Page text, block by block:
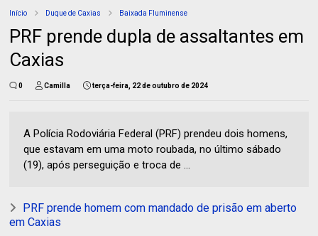
Início Duque de Caxias Baixada Fluminense
PRF prende dupla de assaltantes em
Caxias
0 Camilla terça-feira, 22 de outubro de 2024
A Polícia Rodoviária Federal (PRF) prendeu dois homens,
que estavam em uma moto roubada, no último sábado
(19), após perseguição e troca de ...
PRF prende homem com mandado de prisão em aberto
em Caxias